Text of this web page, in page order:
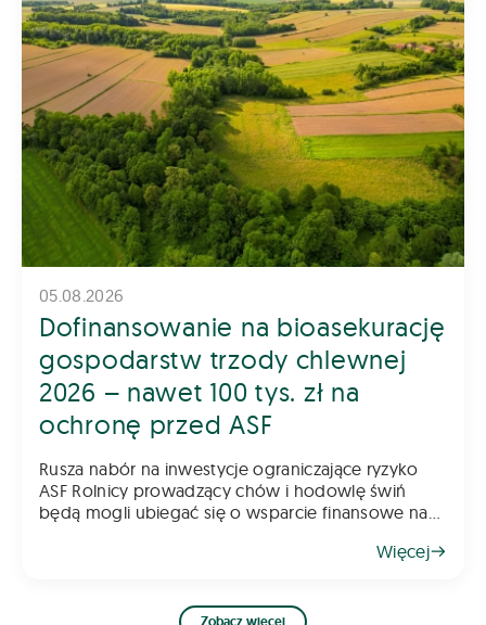
05.08.2026
Dofinansowanie na bioasekurację
gospodarstw trzody chlewnej
2026 – nawet 100 tys. zł na
ochronę przed ASF
Rusza nabór na inwestycje ograniczające ryzyko
ASF Rolnicy prowadzący chów i hodowlę świń
będą mogli ubiegać się o wsparcie finansowe na
gospodarstwa. Pomoc ma na celu ograniczenie
Więcej
Zobacz więcej